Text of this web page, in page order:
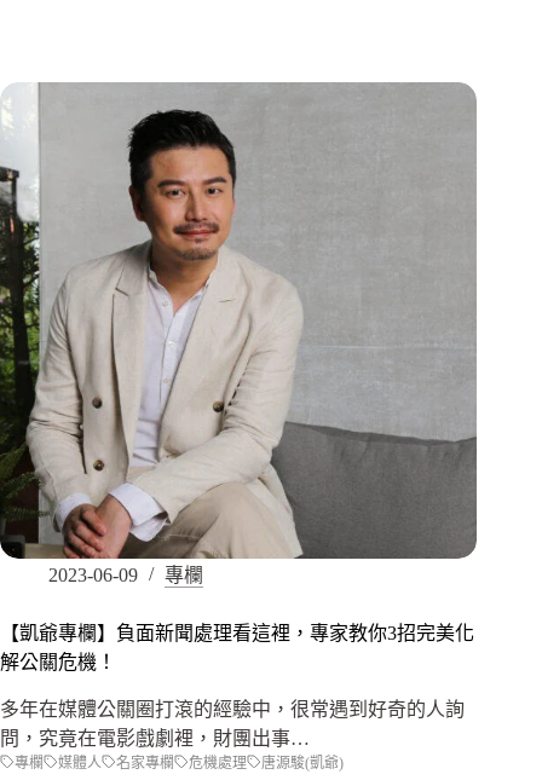
2023-06-09 專欄
【凱爺專欄】負面新聞處理看這裡，專家教你3招完美化
解公關危機！
多年在媒體公關圈打滾的經驗中，很常遇到好奇的人詢
問，究竟在電影戲劇裡，財團出事…
專欄 媒體人 名家專欄 危機處理 唐源駿(凱爺)